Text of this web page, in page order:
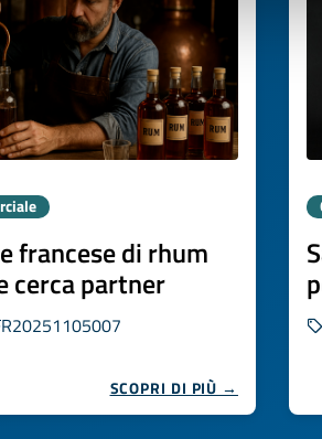
francese di rhum
cerca partner
SCOPRI DI PIÙ →